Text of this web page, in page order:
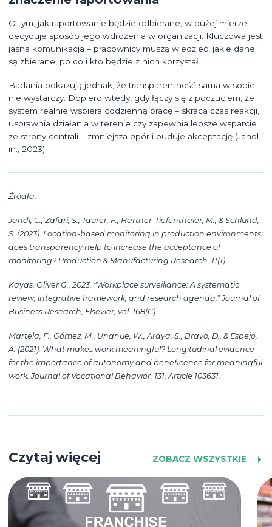
O tym, jak raportowanie będzie odbierane, w dużej mierze
decyduje sposób jego wdrożenia w organizacji. Kluczowa jest
jasna komunikacja – pracownicy muszą wiedzieć, jakie dane
są zbierane, po co i kto będzie z nich korzystał.
Badania pokazują jednak, że transparentność sama w sobie
nie wystarczy. Dopiero wtedy, gdy łączy się z poczuciem, że
system realnie wspiera codzienną pracę – skraca czas reakcji,
usprawnia działania w terenie czy zapewnia lepsze wsparcie
ze strony centrali – zmniejsza opór i buduje akceptację (Jandl i
in., 2023).
Źródła:
Jandl, C., Zafari, S., Taurer, F., Hartner-Tiefenthaler, M., & Schlund,
S. (2023). Location-based monitoring in production environments:
does transparency help to increase the acceptance of
monitoring? Production & Manufacturing Research, 11(1).
Kayas, Oliver G., 2023. "Workplace surveillance: A systematic
review, integrative framework, and research agenda," Journal of
Business Research, Elsevier, vol. 168(C).
Martela, F., Gómez, M., Unanue, W., Araya, S., Bravo, D., & Espejo,
A. (2021). What makes work meaningful? Longitudinal evidence
for the importance of autonomy and beneficence for meaningful
work. Journal of Vocational Behavior, 131, Article 103631.
Czytaj więcej ZOBACZ WSZYSTKIE